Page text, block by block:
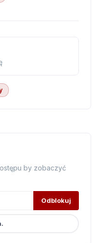
by zobaczyć
Odblokuj